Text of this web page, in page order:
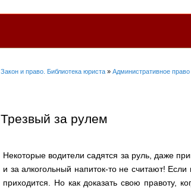
Закон и право. Библиотека юриста » Административное право
Трезвый за рулем
Некоторые водители садятся за руль, даже
и за алкогольный напиток-то не считают!
приходится. Но как доказать свою правоту,